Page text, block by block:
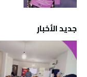
جديد الأخبار